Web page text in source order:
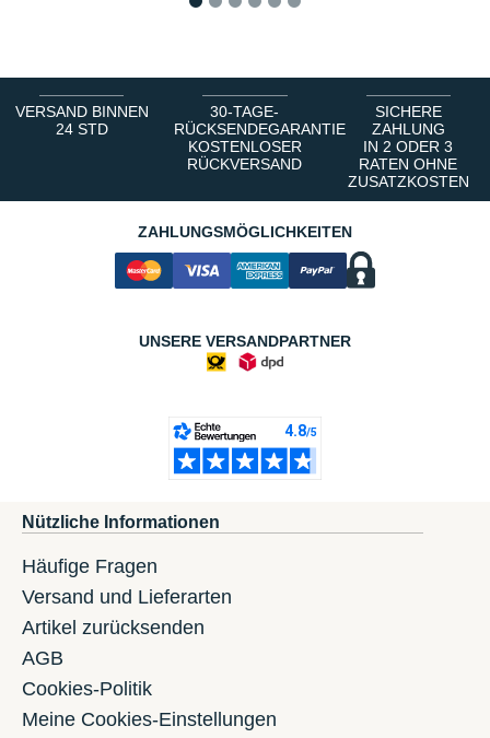
VERSAND BINNEN
24 STD
30-TAGE-
RÜCKSENDEGARANTIE
KOSTENLOSER
RÜCKVERSAND
SICHERE
ZAHLUNG
IN 2 ODER 3
RATEN OHNE
ZUSATZKOSTEN
ZAHLUNGSMÖGLICHKEITEN
UNSERE VERSANDPARTNER
Nützliche Informationen
Häufige Fragen
Versand und Lieferarten
Artikel zurücksenden
AGB
Cookies-Politik
Meine Cookies-Einstellungen